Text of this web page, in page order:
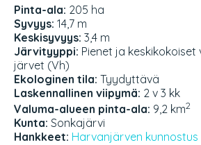
Pinta-ala: 205 ha
Syvyys: 14,7 m
Keskisyvyys: 3,4 m
Järvityyppi: Pienet ja keskikokoiset
järvet (Vh)
Ekologinen tila: Tyydyttävä
Laskennallinen viipymä: 2 v 3 kk
Valuma-alueen pinta-ala: 9,2 km2
Kunta: Sonkajärvi
Hankkeet: Harvanjärven kunnostus